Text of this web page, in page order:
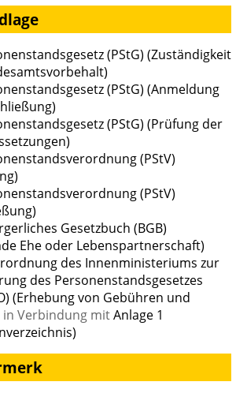
(PStG) (Zuständigkeit
(PStG) (Anmeldung
(PStG) (Prüfung der
(PStV)
(PStV)
Gesetzbuch (BGB)
Ehe oder Lebenspartnerschaft)
des Innenministeriums zur
des Personenstandsgesetzes
(Erhebung von Gebühren und
in Verbindung mitAnlage 1